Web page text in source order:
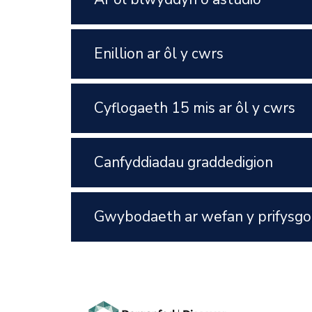
Enillion ar ôl y cwrs
Cyflogaeth 15 mis ar ôl y cwrs
Canfyddiadau graddedigion
Gwybodaeth ar wefan y